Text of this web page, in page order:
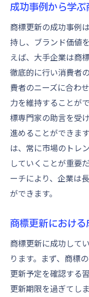
成功事例から学
商標更新の成功事例
持し、ブランド価値
えば、大手企業は商
徹底的に行い消費者
費者のニーズに合わ
力を維持することが
標専門家の助言を受
進めることができま
は、常に市場のトレ
していくことが重要
ーチにより、企業は
ができます。
商標更新におけ
商標更新に成功して
ります。まず、商標
更新予定を確認する
更新期限を過ぎてし